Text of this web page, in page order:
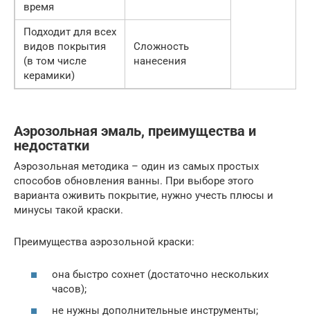
время
Подходит для всех
видов покрытия
(в том числе
керамики)
Сложность
нанесения
Аэрозольная эмаль, преимущества и
недостатки
Аэрозольная методика – один из самых простых
способов обновления ванны. При выборе этого
варианта оживить покрытие, нужно учесть плюсы и
минусы такой краски.
Преимущества аэрозольной краски:
она быстро сохнет (достаточно нескольких
часов);
не нужны дополнительные инструменты;